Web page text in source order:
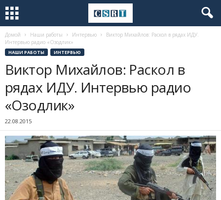
Домой Наши работы Интервью
Виктор Михайлов: Раскол в рядах ИДУ.
Интервью радио «Озодлик»
НАШИ РАБОТЫ ИНТЕРВЬЮ
Виктор Михайлов: Раскол в
рядах ИДУ. Интервью радио
«Озодлик»
22.08.2015